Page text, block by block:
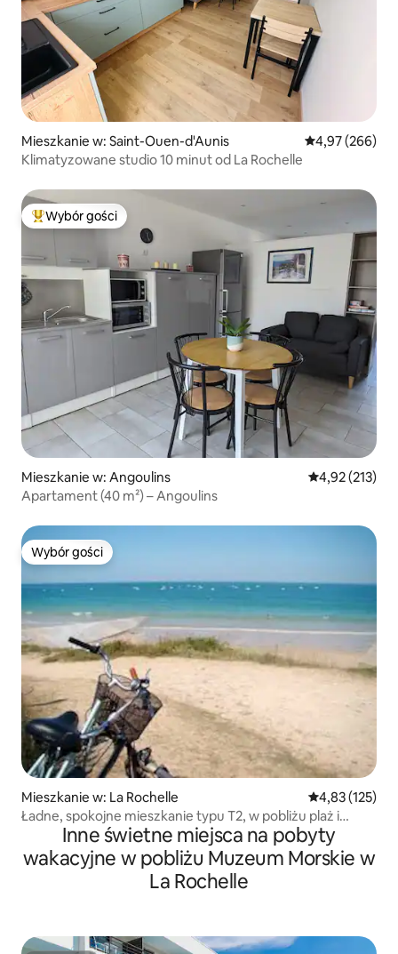
Mieszkanie w: Saint-Ouen-d'Aunis Średnia
4,97 (266)
Klimatyzowane studio 10 minut od La Rochelle
Najpopularniejsze z kategorii Wybór gości
Wybór gości
Mieszkanie w: Angoulins Średnia
4,92 (213)
Apartament (40 m²) – Angoulins
Wybór gości
Wybór gości
Mieszkanie w: La Rochelle Średnia
4,83 (125)
Ładne, spokojne mieszkanie typu T2, w pobliżu plaż i
Starego Portu
Inne świetne miejsca na pobyty
wakacyjne w pobliżu Muzeum Morskie w
La Rochelle